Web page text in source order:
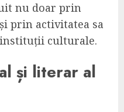
nu doar prin
prin activitatea sa
culturale.
și literar al